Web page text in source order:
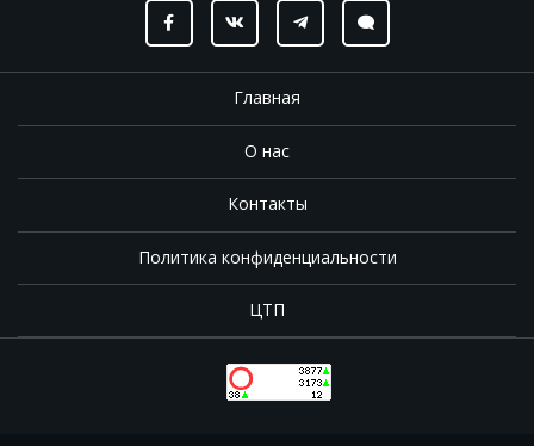
Главная
О нас
Контакты
Политика конфиденциальности
ЦТП